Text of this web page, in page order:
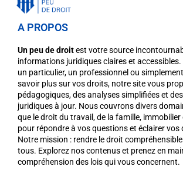
A PROPOS
Un peu de droitest votre source
informations juridiques claires et accessibles.
un particulier, un professionnel ou simplement
savoir plus sur vos droits, notre site vous
pédagogiques, des analyses simplifiées et
juridiques à jour. Nous couvrons divers
que le droit du travail, de la famille, immobilier
pour répondre à vos questions et éclairer vos
Notre mission : rendre le droit
tous. Explorez nos contenus et prenez en
compréhension des lois qui vous concernent.